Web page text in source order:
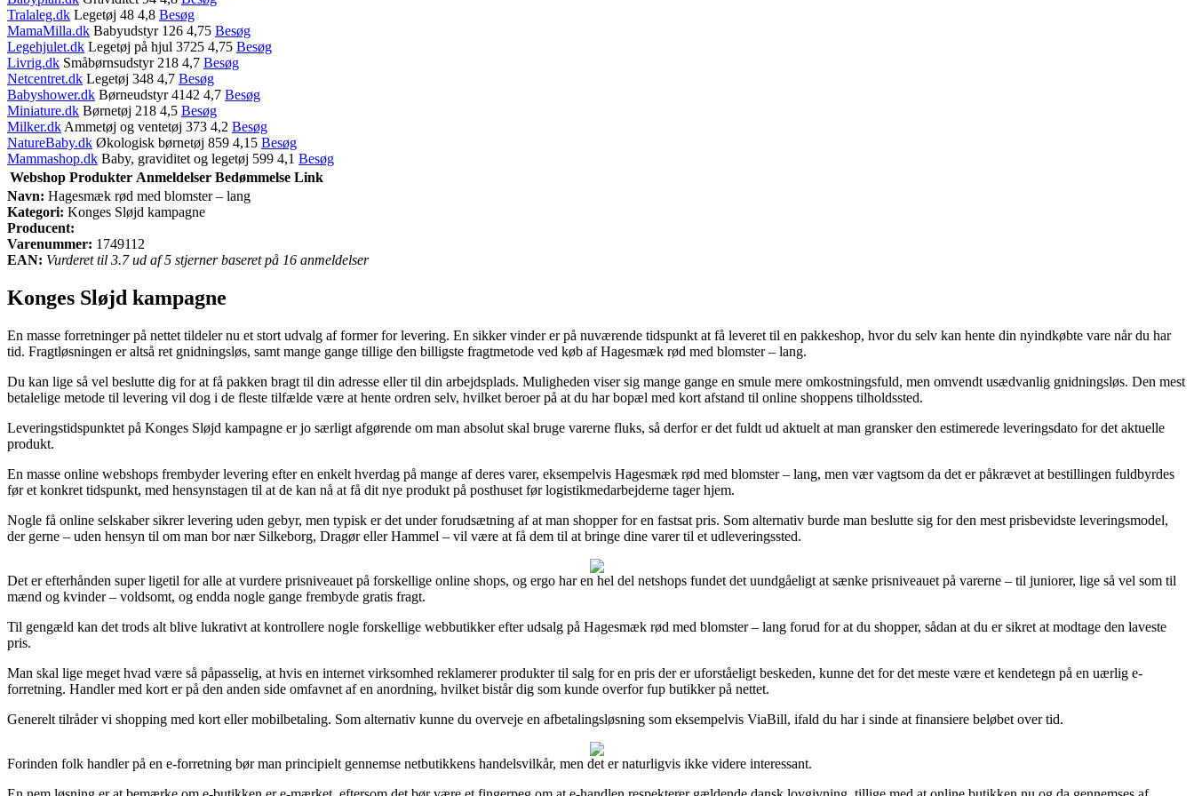
Tralaleg.dk Legetøj 48 4,8 Besøg
MamaMilla.dk Babyudstyr 126 4,75 Besøg
Legehjulet.dk Legetøj på hjul 3725 4,75 Besøg
Livrig.dk Småbørnsudstyr 218 4,7 Besøg
Netcentret.dk Legetøj 348 4,7 Besøg
Babyshower.dk Børneudstyr 4142 4,7 Besøg
Miniature.dk Børnetøj 218 4,5 Besøg
Milker.dk Ammetøj og ventetøj 373 4,2 Besøg
NatureBaby.dk Økologisk børnetøj 859 4,15 Besøg
Mammashop.dk Baby, graviditet og legetøj 599 4,1 Besøg
Webshop Produkter Anmeldelser Bedømmelse Link
Navn: Hagesmæk rød med blomster – lang
Kategori: Konges Sløjd kampagne
Producent:
Varenummer: 1749112
EAN: Vurderet til 3.7 ud af 5 stjerner baseret på 16 anmeldelser
Konges Sløjd kampagne
En masse forretninger på nettet tildeler nu et stort udvalg af former for levering. En sikker vinder er på nuværende tidspunkt at få leveret til en pakkeshop, hvor du selv kan hente din nyindkøbte vare når du har
tid. Fragtløsningen er altså ret gnidningsløs, samt mange gange tillige den billigste fragtmetode ved køb af Hagesmæk rød med blomster – lang.
Du kan lige så vel beslutte dig for at få pakken bragt til din adresse eller til din arbejdsplads. Muligheden viser sig mange gange en smule mere omkostningsfuld, men omvendt usædvanlig gnidningsløs. Den mest
betalelige metode til levering vil dog i de fleste tilfælde være at hente ordren selv, hvilket beroer på at du har bopæl med kort afstand til online shoppens tilholdssted.
Leveringstidspunktet på Konges Sløjd kampagne er jo særligt afgørende om man absolut skal bruge varerne fluks, så derfor er det fuldt ud aktuelt at man gransker den estimerede leveringsdato for det aktuelle
produkt.
En masse online webshops frembyder levering efter en enkelt hverdag på mange af deres varer, eksempelvis Hagesmæk rød med blomster – lang, men vær vagtsom da det er påkrævet at bestillingen fuldbyrdes
før et konkret tidspunkt, med hensynstagen til at de kan nå at få dit nye produkt på posthuset før logistikmedarbejderne tager hjem.
Nogle få online selskaber sikrer levering uden gebyr, men typisk er det under forudsætning af at man shopper for en fastsat pris. Som alternativ burde man beslutte sig for den mest prisbevidste leveringsmodel,
der gerne – uden hensyn til om man bor nær Silkeborg, Dragør eller Hammel – vil være at få dem til at bringe dine varer til et udleveringssted.
Det er efterhånden super ligetil for alle at vurdere prisniveauet på forskellige online shops, og ergo har en hel del netshops fundet det uundgåeligt at sænke prisniveauet på varerne – til juniorer, lige så vel som til
mænd og kvinder – voldsomt, og endda nogle gange frembyde gratis fragt.
Til gengæld kan det trods alt blive lukrativt at kontrollere nogle forskellige webbutikker efter udsalg på Hagesmæk rød med blomster – lang forud for at du shopper, sådan at du er sikret at modtage den laveste
pris.
Man skal lige meget hvad være så påpasselig, at hvis en internet virksomhed reklamerer produkter til salg for en pris der er uforståeligt beskeden, kunne det for det meste være et kendetegn på en uærlig e-
forretning. Handler med kort er på den anden side omfavnet af en anordning, hvilket bistår dig som kunde overfor fup butikker på nettet.
Generelt tilråder vi shopping med kort eller mobilbetaling. Som alternativ kunne du overveje en afbetalingsløsning som eksempelvis ViaBill, ifald du har i sinde at finansiere beløbet over tid.
Forinden folk handler på en e-forretning bør man principielt gennemse netbutikkens handelsvilkår, men det er naturligvis ikke videre interessant.